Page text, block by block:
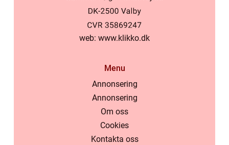
web: www.klikko.dk
Menu
Annonsering
Annonsering
Om oss
Cookies
Kontakta oss